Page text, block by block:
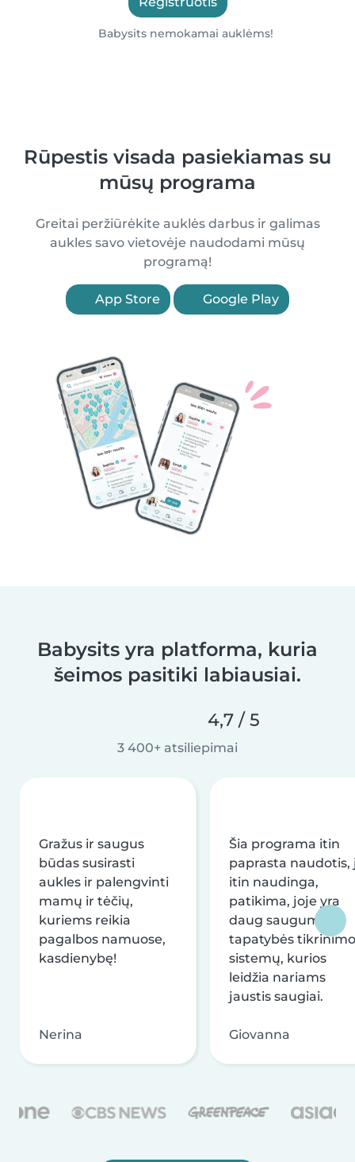
Babysits nemokamai auklėms!
Rūpestis visada pasiekiamas su
mūsų programa
Greitai peržiūrėkite auklės darbus ir galimas
aukles savo vietovėje naudodami mūsų
programą!
App Store Google Play
Babysits yra platforma, kuria
šeimos pasitiki labiausiai.
4,7 / 5
3 400+ atsiliepimai
Gražus ir saugus
būdas susirasti
aukles ir palengvinti
mamų ir tėčių,
kuriems reikia
pagalbos namuose,
kasdienybę!
Nerina
Šia programa itin
paprasta naudotis,
itin naudinga,
patikima, joje yra
daug saugumo ir
tapatybės tikrinimo
sistemų, kurios
leidžia nariams
jaustis saugiai.
Giovanna